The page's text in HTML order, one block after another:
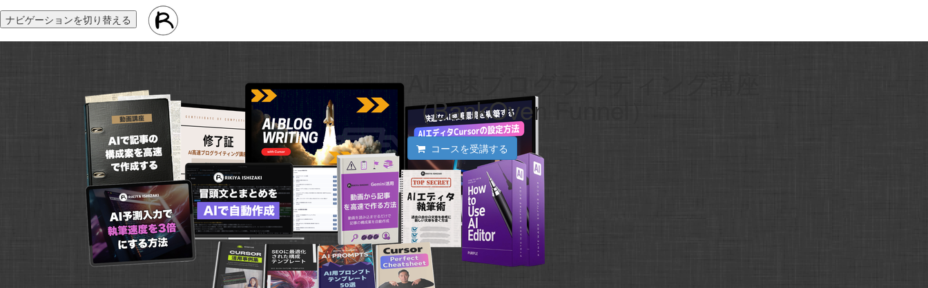
ナビゲーションを切り替える
（BankOven Funnel）
コースを受講する